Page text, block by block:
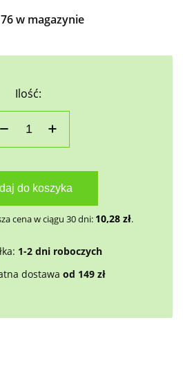
w magazynie
Ilość:
do koszyka
cena w ciągu 30 dni: 10,28 zł.
1-2 dni roboczych
dostawa od 149 zł